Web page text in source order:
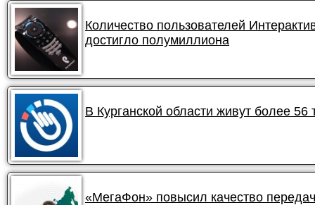
Количество пользователей
достигло полумиллиона
В Курганской области живут более
«МегаФон» повысил качество